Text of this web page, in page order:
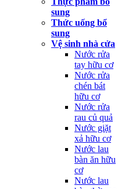
sung
Thức uống bổ
sung
Vệ sinh nhà cửa
Nước rửa
tay hữu cơ
Nước rửa
chén bát
hữu cơ
Nước rửa
rau củ quả
Nước giặt
xả hữu cơ
Nước lau
bàn ăn hữu
cơ
Nước lau